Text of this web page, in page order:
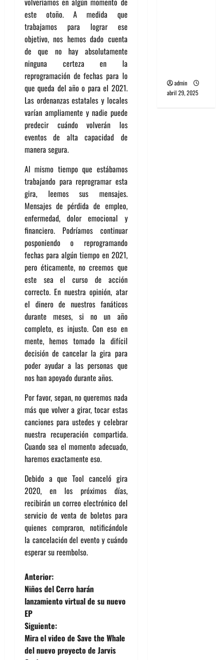
este otoño. A medida que
trabajamos para lograr ese
objetivo, nos hemos dado cuenta
de que no hay absolutamente
ninguna certeza en la
reprogramación de fechas para lo
que queda del año o para el 2021.
Las ordenanzas estatales y locales
varían ampliamente y nadie puede
predecir cuándo volverán los
eventos de alta capacidad de
manera segura.
Al mismo tiempo que estábamos
trabajando para reprogramar esta
gira, leemos sus mensajes.
Mensajes de pérdida de empleo,
enfermedad, dolor emocional y
financiero. Podríamos continuar
posponiendo o reprogramando
fechas para algún tiempo en 2021,
pero éticamente, no creemos que
este sea el curso de acción
correcto. En nuestra opinión, atar
el dinero de nuestros fanáticos
durante meses, si no un año
completo, es injusto. Con eso en
mente, hemos tomado la difícil
decisión de cancelar la gira para
poder ayudar a las personas que
nos han apoyado durante años.
Por favor, sepan, no queremos nada
más que volver a girar, tocar estas
canciones para ustedes y celebrar
nuestra recuperación compartida.
Cuando sea el momento adecuado,
haremos exactamente eso.
Debido a que Tool canceló gira
2020, en los próximos días,
recibirán un correo electrónico del
servicio de venta de boletos para
quienes compraron, notificándole
la cancelación del evento y cuándo
esperar su reembolso.
N
a
v
e
Anterior:
Niños del Cerro harán
lanzamiento virtual de su nuevo
EP
Siguiente:
Mira el video de Save the Whale
del nuevo proyecto de Jarvis
admin
abril 29, 2025